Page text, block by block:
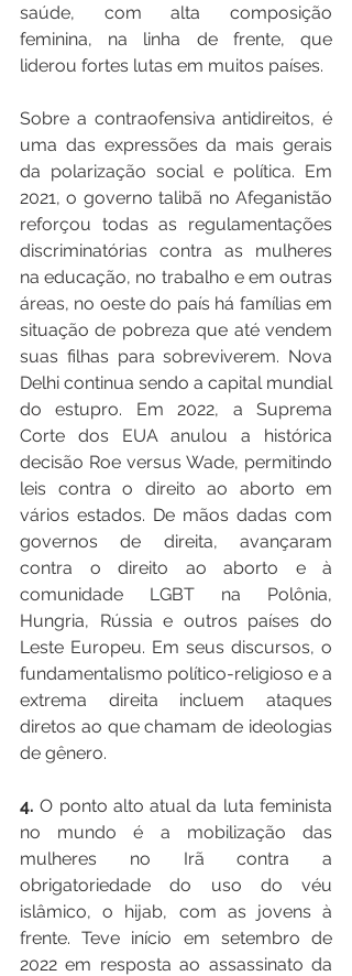
saúde, com alta composição
feminina, na linha de frente, que
liderou fortes lutas em muitos países.
Sobre a contraofensiva antidireitos, é
uma das expressões da mais gerais
da polarização social e política. Em
2021, o governo talibã no Afeganistão
reforçou todas as regulamentações
discriminatórias contra as mulheres
na educação, no trabalho e em outras
áreas, no oeste do país há famílias em
situação de pobreza que até vendem
suas filhas para sobreviverem. Nova
Delhi continua sendo a capital mundial
do estupro. Em 2022, a Suprema
Corte dos EUA anulou a histórica
decisão Roe versus Wade, permitindo
leis contra o direito ao aborto em
vários estados. De mãos dadas com
governos de direita, avançaram
contra o direito ao aborto e à
comunidade LGBT na Polônia,
Hungria, Rússia e outros países do
Leste Europeu. Em seus discursos, o
fundamentalismo político-religioso e a
extrema direita incluem ataques
diretos ao que chamam de ideologias
de gênero.
4. O ponto alto atual da luta feminista
no mundo é a mobilização das
mulheres no Irã contra a
obrigatoriedade do uso do véu
islâmico, o hijab, com as jovens à
frente. Teve início em setembro de
2022 em resposta ao assassinato da